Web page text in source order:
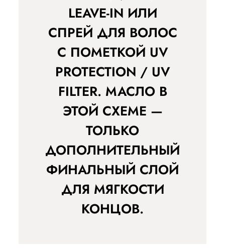
LEAVE-IN ИЛИ
СПРЕЙ ДЛЯ ВОЛОС
С ПОМЕТКОЙ UV
PROTECTION / UV
FILTER. МАСЛО В
ЭТОЙ СХЕМЕ —
ТОЛЬКО
ДОПОЛНИТЕЛЬНЫЙ
ФИНАЛЬНЫЙ СЛОЙ
ДЛЯ МЯГКОСТИ
КОНЦОВ.